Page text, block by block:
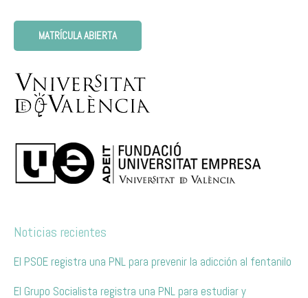
MATRÍCULA ABIERTA
Noticias recientes
El PSOE registra una PNL para prevenir la adicción al fentanilo
El Grupo Socialista registra una PNL para estudiar y